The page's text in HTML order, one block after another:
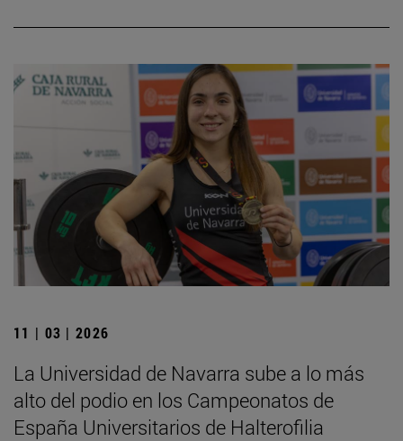
11 | 03 | 2026
La Universidad de Navarra sube a lo más
alto del podio en los Campeonatos de
España Universitarios de Halterofilia